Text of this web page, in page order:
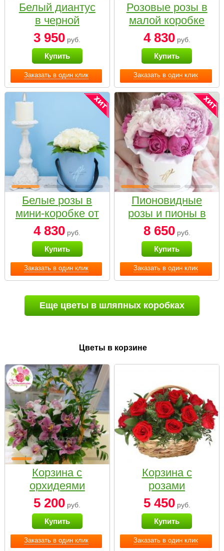
Заказать в один клик
Белый диантус
в черной
коробке Small
3 950 руб.
Купить
Заказать в один клик
Розовые розы в
малой коробке
4 830руб.
Купить
Заказать в один клик
Белые розы в
мини-коробке от
Bella Fiori
4 830 руб.
Купить
Заказать в один клик
Пионовидные
розы и пионы в
белой коробке
Small
8 650руб.
Купить
Еще цветы в шляпных коробках
Цветы в корзине
Заказать в один клик
Корзина с
орхидеями
малая
5 200 руб.
Купить
Заказать в один клик
Корзина с
розами
«Красный
Париж»
5 450руб.
Купить